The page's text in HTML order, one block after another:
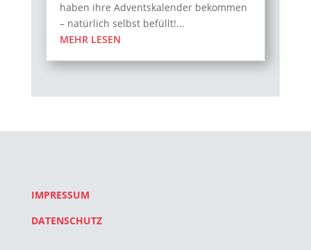
haben ihre Adventskalender bekommen
– natürlich selbst befüllt!...
MEHR LESEN
IMPRESSUM
DATENSCHUTZ